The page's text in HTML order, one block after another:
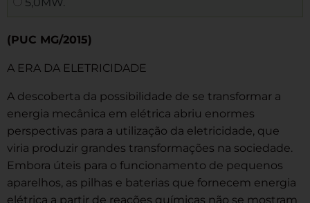
(PUC MG/2015)
A ERA DA ELETRICIDADE
A descoberta da possibilidade de se transformar a
energia mecânica em elétrica abriu enormes
perspectivas para a utilização da eletricidade, que
viria produzir grandes transformações na sociedade.
Embora úteis para o funcionamento de pequenos
aparelhos, as pilhas e baterias que fornecem energia
elétrica a partir de reações químicas não se mostram